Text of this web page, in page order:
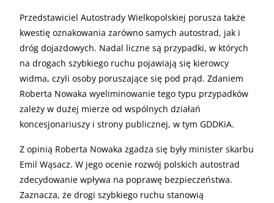
Przedstawiciel Autostrady Wielkopolskiej porusza także
kwestię oznakowania zarówno samych autostrad, jak i
dróg dojazdowych. Nadal liczne są przypadki, w których
na drogach szybkiego ruchu pojawiają się kierowcy
widma, czyli osoby poruszające się pod prąd. Zdaniem
Roberta Nowaka wyeliminowanie tego typu przypadków
zależy w dużej mierze od wspólnych działań
koncesjonariuszy i strony publicznej, w tym GDDKiA.
Z opinią Roberta Nowaka zgadza się były minister skarbu
Emil Wąsacz. W jego ocenie rozwój polskich autostrad
zdecydowanie wpływa na poprawę bezpieczeństwa.
Zaznacza, że drogi szybkiego ruchu stanowią